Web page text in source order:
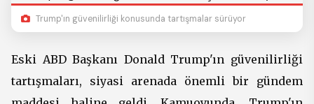
Trump'ın güvenilirliği konusunda tartışmalar sürüyor
Eski ABD Başkanı Donald Trump'ın güvenilirliği
tartışmaları, siyasi arenada önemli bir gündem